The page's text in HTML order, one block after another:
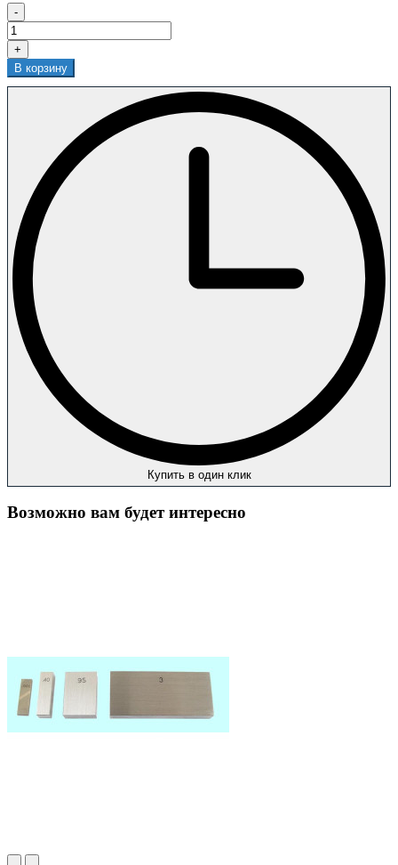
-
+
В корзину
Купить в один клик
Возможно вам будет интересно